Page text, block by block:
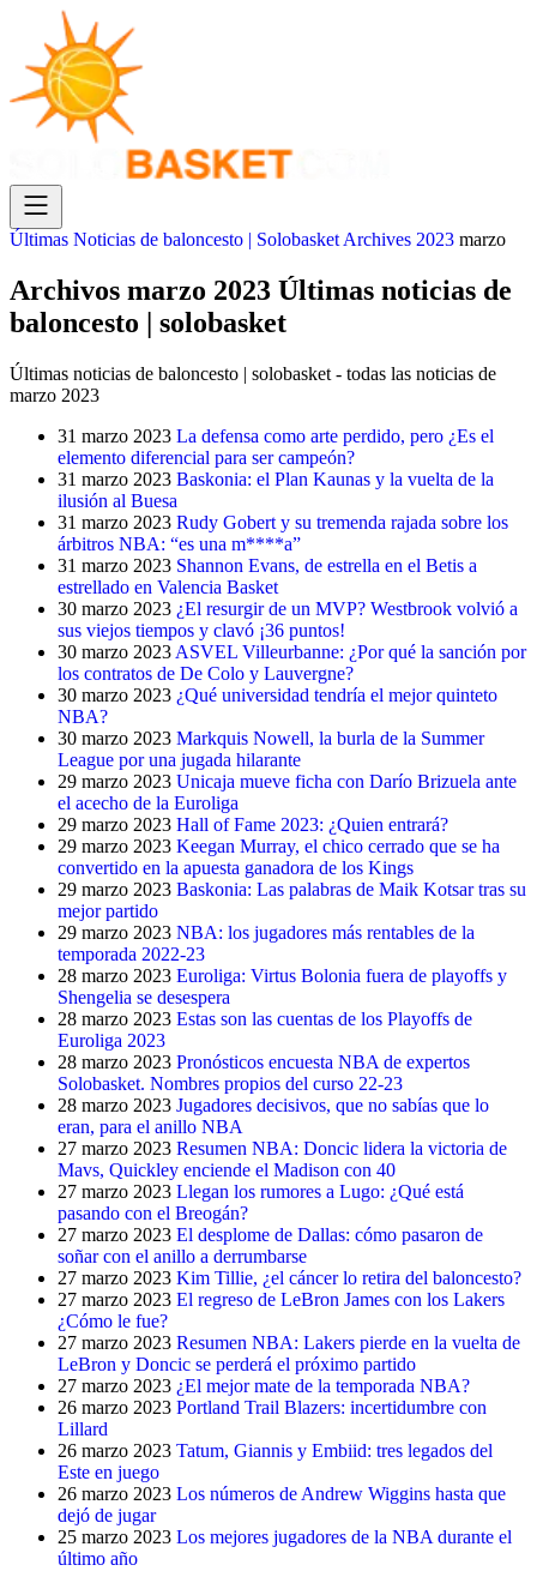
Últimas Noticias de baloncesto | Solobasket Archives 2023 marzo
Archivos marzo 2023 Últimas noticias de
baloncesto | solobasket
Últimas noticias de baloncesto | solobasket - todas las noticias de
marzo 2023
31 marzo 2023 La defensa como arte perdido, pero ¿Es el
elemento diferencial para ser campeón?
31 marzo 2023 Baskonia: el Plan Kaunas y la vuelta de la
ilusión al Buesa
31 marzo 2023 Rudy Gobert y su tremenda rajada sobre los
árbitros NBA: “es una m****a”
31 marzo 2023 Shannon Evans, de estrella en el Betis a
estrellado en Valencia Basket
30 marzo 2023 ¿El resurgir de un MVP? Westbrook volvió a
sus viejos tiempos y clavó ¡36 puntos!
30 marzo 2023 ASVEL Villeurbanne: ¿Por qué la sanción por
los contratos de De Colo y Lauvergne?
30 marzo 2023 ¿Qué universidad tendría el mejor quinteto
NBA?
30 marzo 2023 Markquis Nowell, la burla de la Summer
League por una jugada hilarante
29 marzo 2023 Unicaja mueve ficha con Darío Brizuela ante
el acecho de la Euroliga
29 marzo 2023 Hall of Fame 2023: ¿Quien entrará?
29 marzo 2023 Keegan Murray, el chico cerrado que se ha
convertido en la apuesta ganadora de los Kings
29 marzo 2023 Baskonia: Las palabras de Maik Kotsar tras su
mejor partido
29 marzo 2023 NBA: los jugadores más rentables de la
temporada 2022-23
28 marzo 2023 Euroliga: Virtus Bolonia fuera de playoffs y
Shengelia se desespera
28 marzo 2023 Estas son las cuentas de los Playoffs de
Euroliga 2023
28 marzo 2023 Pronósticos encuesta NBA de expertos
Solobasket. Nombres propios del curso 22-23
28 marzo 2023 Jugadores decisivos, que no sabías que lo
eran, para el anillo NBA
27 marzo 2023 Resumen NBA: Doncic lidera la victoria de
Mavs, Quickley enciende el Madison con 40
27 marzo 2023 Llegan los rumores a Lugo: ¿Qué está
pasando con el Breogán?
27 marzo 2023 El desplome de Dallas: cómo pasaron de
soñar con el anillo a derrumbarse
27 marzo 2023 Kim Tillie, ¿el cáncer lo retira del baloncesto?
27 marzo 2023 El regreso de LeBron James con los Lakers
¿Cómo le fue?
27 marzo 2023 Resumen NBA: Lakers pierde en la vuelta de
LeBron y Doncic se perderá el próximo partido
27 marzo 2023 ¿El mejor mate de la temporada NBA?
26 marzo 2023 Portland Trail Blazers: incertidumbre con
Lillard
26 marzo 2023 Tatum, Giannis y Embiid: tres legados del
Este en juego
26 marzo 2023 Los números de Andrew Wiggins hasta que
dejó de jugar
25 marzo 2023 Los mejores jugadores de la NBA durante el
último año